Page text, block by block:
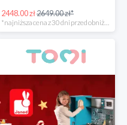
2448.00 zł2649.00 zł*